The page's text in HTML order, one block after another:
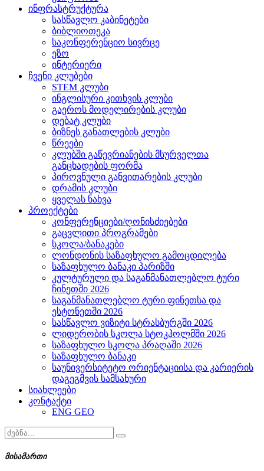
ინფრასტრუქტურა
სასწავლო კაბინეტები
ბიბლიოთეკა
საკონფერენციო სივრცე
ეზო
ინტერიერი
ჩვენი კლუბები
STEM კლუბი
ინგლისური კითხვის კლუბი
გაეროს მოდელირების კლუბი
დებატ კლუბი
ბიზნეს განათლების კლუბი
წრეები
კლუბში გაწევრიანების მსურველთა
განცხადების ფორმა
პიროვნული განვითარების კლუბი
დრამის კლუბი
ყველას ნახვა
პროექტები
კონფერენციები/ღონისძიებები
გაცვლითი პროგრამები
სკოლა/ბანაკები
ლონდონის საზაფხულო გამოცდილება
საზაფხულო ბანაკი პარიზში
კულტურული და საგანმანათლებლო ტური
ჩინეთში 2026
საგანმანათლებლო ტური ფინეთსა და
ესტონეთში 2026
სასწავლო ვიზიტი სტრასბურგში 2026
ლიდერობის სკოლა სტოკჰოლმში 2026
საზაფხულო სკოლა პრაღაში 2026
საზაფხულო ბანაკი
საუნივერსიტეტო ორიენტაციისა და კარიერის
დაგეგმვის სამსახური
სიახლეები
კონტაქტი
ENG GEO
მისამართი